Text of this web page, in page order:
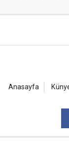
Anasayfa